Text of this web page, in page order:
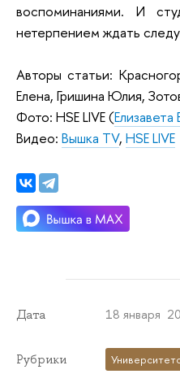
воспоминаниями. И
нетерпением ждать
Авторы статьи:
Елена, Гришина Юлия,
Фото: HSE LIVE (
Видео: Вышка TV, HSE LIVE
Дата 18 января
Рубрики